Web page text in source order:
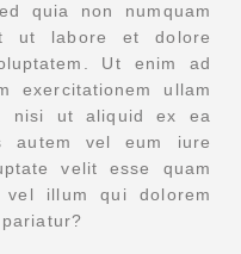
quia non numquam
ut labore et dolore
Ut enim ad
exercitationem ullam
nisi ut aliquid ex ea
autem vel eum iure
velit esse quam
vel illum qui dolorem